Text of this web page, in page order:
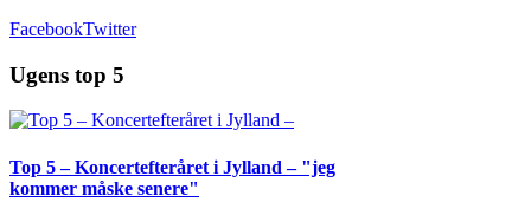
FacebookTwitter
Ugens top 5
Top 5 – Koncertefteråret i Jylland – "jeg
kommer måske senere"